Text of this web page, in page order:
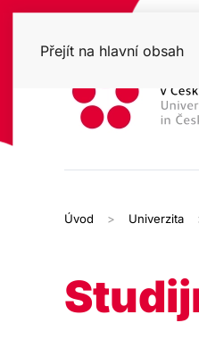
Přejít na hlavní obsah
Úvod Univerzita